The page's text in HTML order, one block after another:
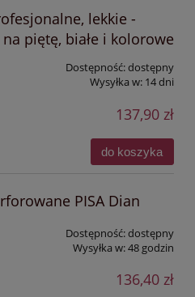
lekkie -
piętę, białe i kolorowe
Dostępność:dostępny
Wysyłka w: 14 dni
137,90 zł
do koszyka
PISA Dian
Dostępność:dostępny
Wysyłka w:48 godzin
136,40 zł